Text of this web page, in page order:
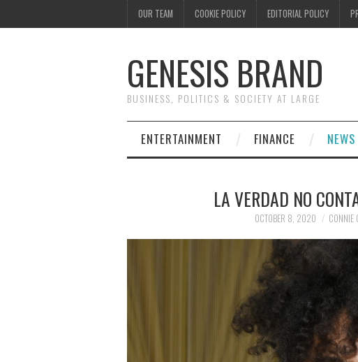
OUR TEAM COOKIE POLICY EDITORIAL POLICY
GENESIS BRAND
BUSINESS, POLITICS & SOCIETY AT LARGE
ENTERTAINMENT FINANCE NEWS
LA VERDAD NO
OCTOBER 8, 2020 CONNIE